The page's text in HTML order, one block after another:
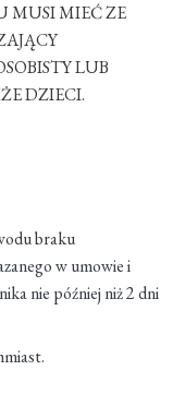
MUSI MIEĆ ZE
LUB
DZIECI.
braku
w umowie i
nie później niż 2 dni